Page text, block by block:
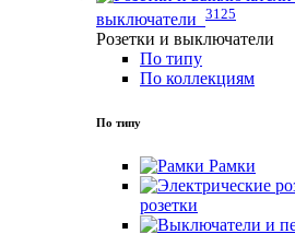
выключатели 3125
Розетки и выключатели
По типу
По коллекциям
По типу
Рамки
розетки